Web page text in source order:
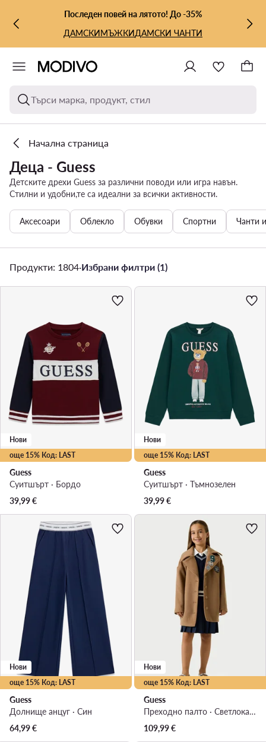
КЪМ ОСНОВНОТО СЪДЪРЖАНИЕ
КЪМ ТЪРСЕНЕПоследен повей на лятото! До -35%
ДАМСКИМЪЖКИДАМСКИ ЧАНТИ
Търси марка, продукт, стил
Начална страница
Деца - Guess
Детските дрехи Guess за различни поводи или игра навън.
Стилни и удобни,те са идеални за всички активности.
Аксесоари Облекло Обувки Спортни Чанти
Продукти: 1804·Избрани филтри (1)
още 15% Код: LAST
Нови
Guess
Суитшърт · Бордо
39,99€
още 15% Код: LAST
Нови
Guess
Суитшърт · Тъмнозелен
39,99€
още 15% Код: LAST
Нови
Guess
Долнище анцуг · Син
64,99€
още 15% Код: LAST
Нови
Guess
Преходно палто · Светлокафяв
109,99€